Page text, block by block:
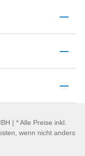
| * Alle Preise inkl.
wenn nicht anders